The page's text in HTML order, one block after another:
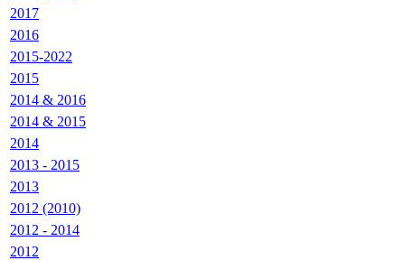
2017
2016
2015-2022
2015
2014 & 2016
2014 & 2015
2014
2013 - 2015
2013
2012 (2010)
2012 - 2014
2012